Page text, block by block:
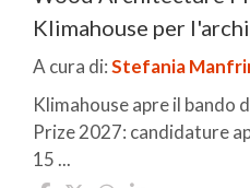
Klimahouse per
A cura di:Stefania
Klimahouse apre il bando
Prize 2027: candidature
15 ...